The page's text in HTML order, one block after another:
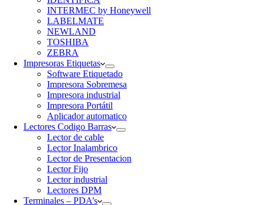
INTERMEC by Honeywell
LABELMATE
NEWLAND
TOSHIBA
ZEBRA
Impresoras Etiquetas
Software Etiquetado
Impresora Sobremesa
Impresora industrial
Impresora Portátil
Aplicador automatico
Lectores Codigo Barras
Lector de cable
Lector Inalambrico
Lector de Presentacion
Lector Fijo
Lector industrial
Lectores DPM
Terminales – PDA’s